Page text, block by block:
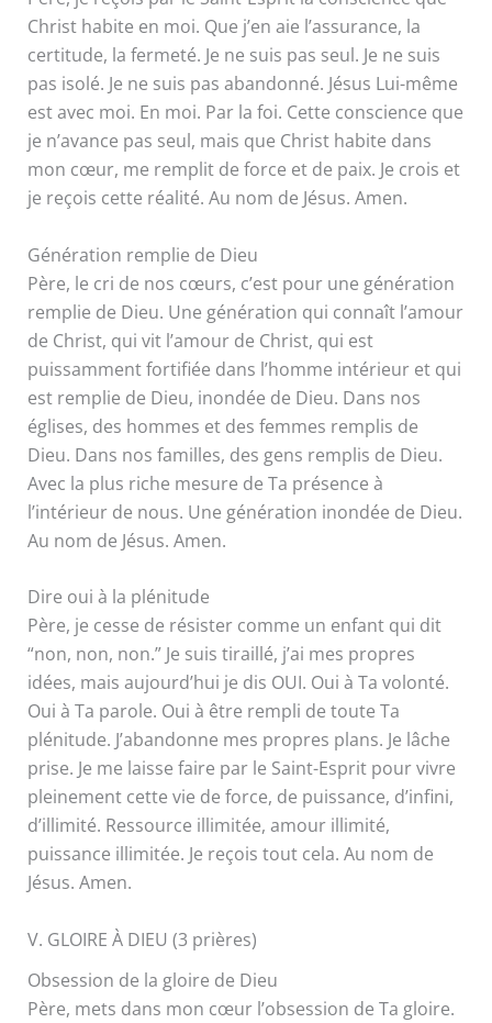
Christ habite en moi. Que j’en aie l’assurance, la
certitude, la fermeté. Je ne suis pas seul. Je ne suis
pas isolé. Je ne suis pas abandonné. Jésus Lui-même
est avec moi. En moi. Par la foi. Cette conscience que
je n’avance pas seul, mais que Christ habite dans
mon cœur, me remplit de force et de paix. Je crois et
je reçois cette réalité. Au nom de Jésus. Amen.
Génération remplie de Dieu
Père, le cri de nos cœurs, c’est pour une génération
remplie de Dieu. Une génération qui connaît l’amour
de Christ, qui vit l’amour de Christ, qui est
puissamment fortifiée dans l’homme intérieur et qui
est remplie de Dieu, inondée de Dieu. Dans nos
églises, des hommes et des femmes remplis de
Dieu. Dans nos familles, des gens remplis de Dieu.
Avec la plus riche mesure de Ta présence à
l’intérieur de nous. Une génération inondée de Dieu.
Au nom de Jésus. Amen.
Dire oui à la plénitude
Père, je cesse de résister comme un enfant qui dit
“non, non, non.” Je suis tiraillé, j’ai mes propres
idées, mais aujourd’hui je dis OUI. Oui à Ta volonté.
Oui à Ta parole. Oui à être rempli de toute Ta
plénitude. J’abandonne mes propres plans. Je lâche
prise. Je me laisse faire par le Saint-Esprit pour vivre
pleinement cette vie de force, de puissance, d’infini,
d’illimité. Ressource illimitée, amour illimité,
puissance illimitée. Je reçois tout cela. Au nom de
Jésus. Amen.
V. GLOIRE À DIEU (3 prières)
Obsession de la gloire de Dieu
Père, mets dans mon cœur l’obsession de Ta gloire.